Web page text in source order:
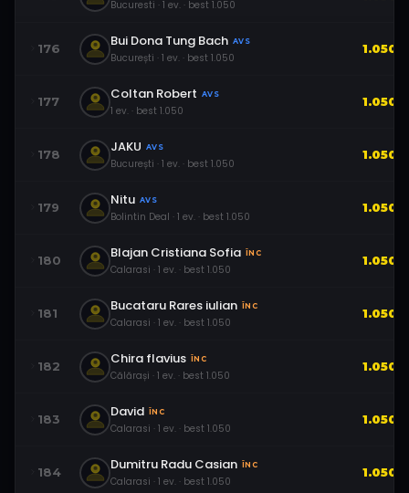
Bucuresti · 1 ev. · best 1.050
176 Bui Dona Tung Bach AVS
București · 1 ev. · best 1.050
1.050
177 Coltan Robert AVS
1 ev. · best 1.050
1.050
178 JAKU AVS
București · 1 ev. · best 1.050
1.050
179 Nitu AVS
Bolintin Deal · 1 ev. · best 1.050
1.050
180 Blajan Cristiana Sofia ÎNC
Calarasi · 1 ev. · best 1.050
1.050
181 Bucataru Rares iulian ÎNC
Calarasi · 1 ev. · best 1.050
1.050
182 Chira flavius ÎNC
Călărași · 1 ev. · best 1.050
1.050
183 David ÎNC
Calarasi · 1 ev. · best 1.050
1.050
184 Dumitru Radu Casian ÎNC
Calarasi · 1 ev. · best 1.050
1.050